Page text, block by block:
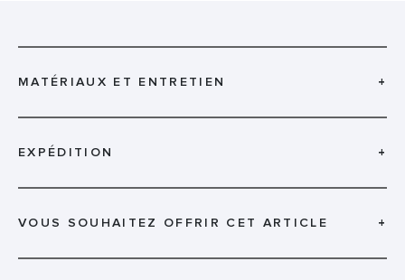
MATÉRIAUX ET ENTRETIEN +
EXPÉDITION +
VOUS SOUHAITEZ OFFRIR CET ARTICLE +